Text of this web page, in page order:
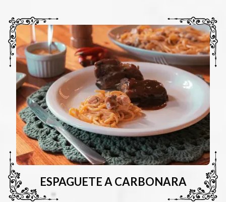
ESPAGUETE A CARBONARA